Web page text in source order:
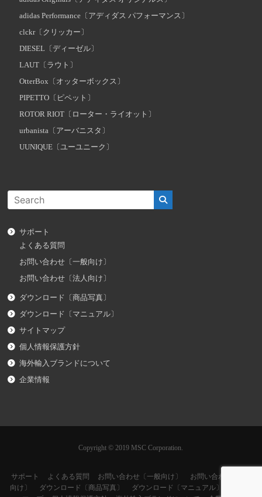
adidas Performance〔アディダス パフォーマンス〕
clckr〔クリッカー〕
DIESEL〔ディーゼル〕
LAUT〔ラウト〕
OtterBox〔オッターボックス〕
PIPETTO〔ピペット〕
ROTOR RIOT〔ローター・ライオット〕
urbanista〔アーバニスタ〕
UUNIQUE〔ユーユニーク〕
サポート
よくある質問
お問い合わせ〔一般向け〕
お問い合わせ〔法人向け〕
ダウンロード〔商品写真〕
ダウンロード〔マニュアル〕
サイトマップ
個人情報保護方針
海外輸入ブランドについて
企業情報
Copyright © 2019 MSC Corporation.
サポート よくある質問 お問い合わせ〔一般向け〕
お問い合わせ〔法人
向け〕
ダウンロード〔商品写真〕 ダウンロード〔マニュアル〕